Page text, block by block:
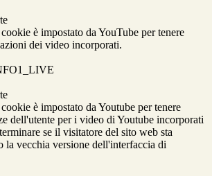
è impostato da YouTube per tenere
dei video incorporati.
è impostato da Youtube per tenere
dell'utente per i video di Youtube incorporati
se il visitatore del sito web sta
la vecchia versione dell'interfaccia di